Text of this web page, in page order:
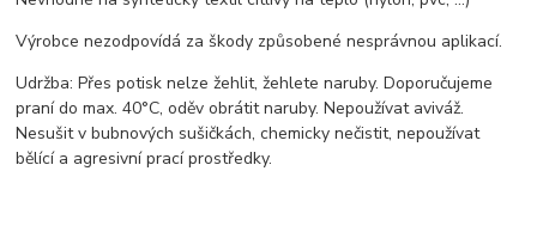
Výrobce nezodpovídá za škody způsobené nesprávnou aplikací.
Udržba: Přes potisk nelze žehlit, žehlete naruby. Doporučujeme
praní do max. 40°C, oděv obrátit naruby. Nepoužívat aviváž.
Nesušit v bubnových sušičkách, chemicky nečistit, nepoužívat
bělící a agresivní prací prostředky.